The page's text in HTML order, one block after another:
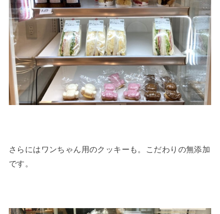
さらにはワンちゃん用のクッキーも。こだわりの無添加
です。